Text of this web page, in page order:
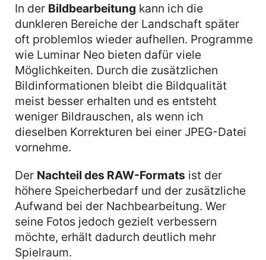
In der Bildbearbeitung kann ich die
dunkleren Bereiche der Landschaft später
oft problemlos wieder aufhellen. Programme
wie Luminar Neo bieten dafür viele
Möglichkeiten. Durch die zusätzlichen
Bildinformationen bleibt die Bildqualität
meist besser erhalten und es entsteht
weniger Bildrauschen, als wenn ich
dieselben Korrekturen bei einer JPEG-Datei
vornehme.
Der Nachteil des RAW-Formats ist der
höhere Speicherbedarf und der zusätzliche
Aufwand bei der Nachbearbeitung. Wer
seine Fotos jedoch gezielt verbessern
möchte, erhält dadurch deutlich mehr
Spielraum.